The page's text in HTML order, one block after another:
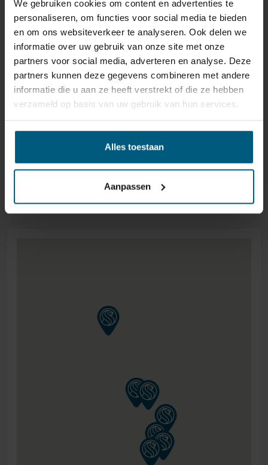
We gebruiken cookies om content en advertenties te
personaliseren, om functies voor social media te bieden
en om ons websiteverkeer te analyseren. Ook delen we
informatie over uw gebruik van onze site met onze
partners voor social media, adverteren en analyse. Deze
partners kunnen deze gegevens combineren met andere
informatie die u aan ze heeft verstrekt of die ze hebben
verzameld op basis van uw gebruik van hun services.
Alles toestaan
Aanpassen
Het topmatras, ofwel de topper, zorgt ervoor dat u nóg
comfortabeler ligt in uw boxspring. Daarbij vormt dit
extra matras een beschermlaag voor de onderliggende
matrassen, waardoor deze langer meegaan. Het
topmatras zelf is 8cm dik en heeft een dubbeldoek
antiallergische hoes. Deze vederlichte hoes is wasbaar
assortiment in topmatrassen vindt u altijd het matras
waarop u het lekkerst ligt. U kunt kiezen uit
pulse-latex of talalay-latex.
DE POTEN
HET HOOFDBORD
boxspring dus nog verder personaliseren. Standaard
zitten meerdere hoofdborden al inbegrepen bij de prijs
van het bed. Het hoofdbord is ongeveer 115cm hoog en
ongeveer 13cm dik. Enkele hoofdborden hebben een
hogere prijs, doordat de productie van deze borden
OM ELK FILIAAL BEZORGEN &
MONTEREN WIJ
BOXSPRING/BEDDEN BOVEN
€1000,- GRATIS.